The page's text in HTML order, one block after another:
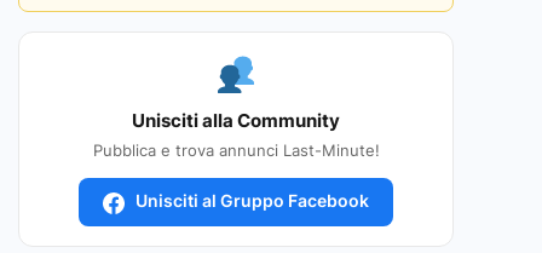
Unisciti alla Community
Pubblica e trova annunci Last-Minute!
Unisciti al Gruppo Facebook